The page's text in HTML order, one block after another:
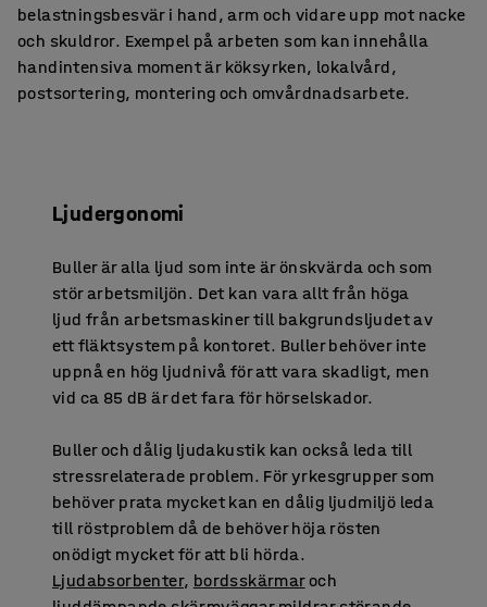
belastningsbesvär i hand, arm och vidare upp mot nacke
och skuldror. Exempel på arbeten som kan innehålla
handintensiva moment är köksyrken, lokalvård,
postsortering, montering och omvårdnadsarbete.
Ljudergonomi
Buller är alla ljud som inte är önskvärda och som
stör arbetsmiljön. Det kan vara allt från höga
ljud från arbetsmaskiner till bakgrundsljudet av
ett fläktsystem på kontoret. Buller behöver inte
uppnå en hög ljudnivå för att vara skadligt, men
vid ca 85 dB är det fara för hörselskador.
Buller och dålig ljudakustik kan också leda till
stressrelaterade problem. För yrkesgrupper som
behöver prata mycket kan en dålig ljudmiljö leda
till röstproblem då de behöver höja rösten
onödigt mycket för att bli hörda.
Ljudabsorbenter, bordsskärmaroch